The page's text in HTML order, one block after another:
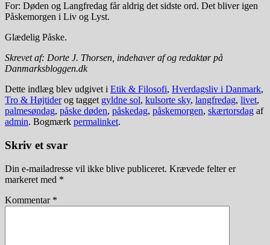
For: Døden og Langfredag får aldrig det sidste ord. Det bliver igen
Påskemorgen i Liv og Lyst.
Glædelig Påske.
Skrevet af: Dorte J. Thorsen, indehaver af og redaktør på
Danmarksbloggen.dk
Dette indlæg blev udgivet i Etik & Filosofi, Hverdagsliv i Danmark,
Tro & Højtiderog tagget gyldne sol, kulsorte sky, langfredag, livet,
palmesøndag, påske døden, påskedag, påskemorgen, skærtorsdag af
admin. Bogmærk permalinket.
Skriv et svar
Din e-mailadresse vil ikke blive publiceret. Krævede felter er
markeret med *
Kommentar *